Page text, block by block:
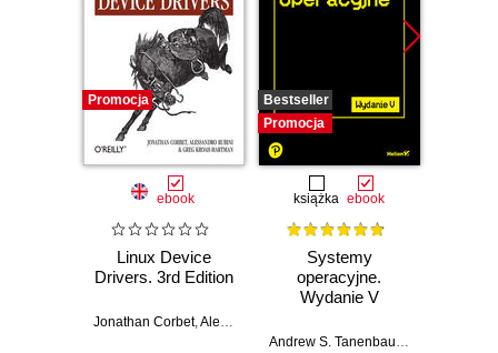
Promocja
ebook
Linux Device
Drivers. 3rd Edition
Jonathan Corbet,Alessandro Rubini
Bestseller
Promocja
książka ebook
Systemy
operacyjne.
Wydanie V
Andrew S. Tanenbaum,